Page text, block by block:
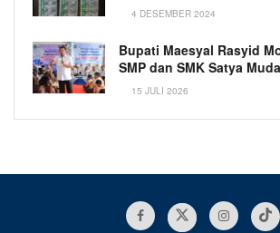
4 DESEMBER 2024
Bupati Maesyal Rasyid
SMP dan SMK Satya
15 JULI 2026